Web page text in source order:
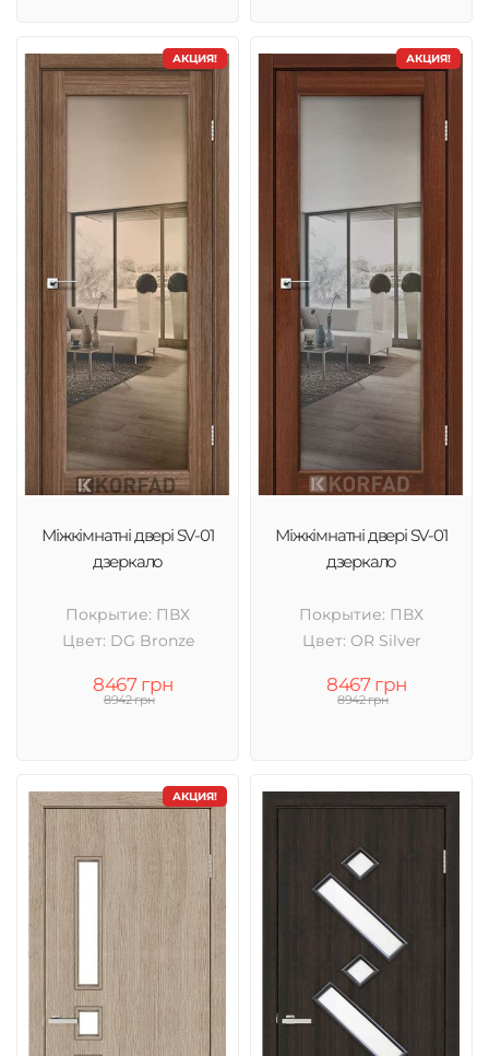
АКЦИЯ!
Міжкімнатні двері SV-01
дзеркало
Покрытие: ПВХ
Цвет: DG Bronze
8467 грн
8942 грн
АКЦИЯ!
Міжкімнатні двері SV-01
дзеркало
Покрытие: ПВХ
Цвет: OR Silver
8467 грн
8942 грн
АКЦИЯ!